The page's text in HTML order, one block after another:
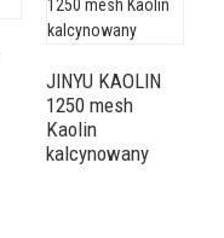
JINYU KAOLIN
1250 mesh
Kaolin
kalcynowany